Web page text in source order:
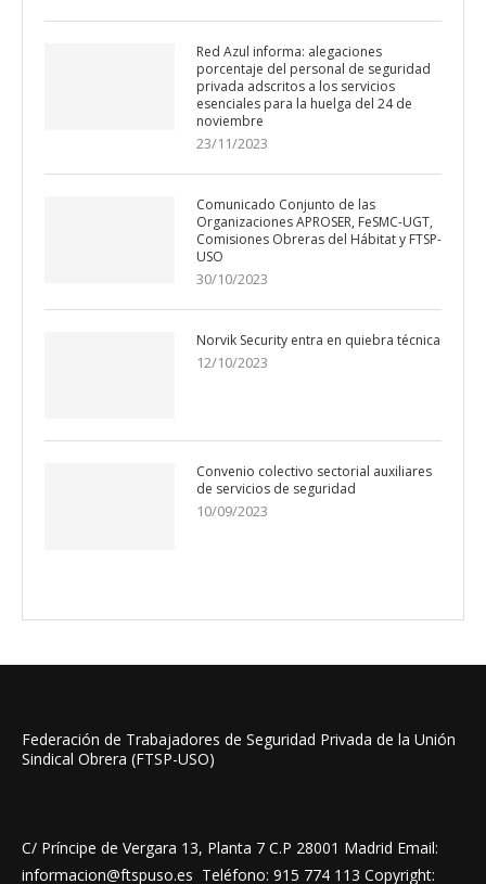
Red Azul informa: alegaciones
porcentaje del personal de seguridad
privada adscritos a los servicios
esenciales para la huelga del 24 de
noviembre
23/11/2023
Comunicado Conjunto de las
Organizaciones APROSER, FeSMC-UGT,
Comisiones Obreras del Hábitat y FTSP-
USO
30/10/2023
Norvik Security entra en quiebra técnica
12/10/2023
Convenio colectivo sectorial auxiliares
de servicios de seguridad
10/09/2023
Federación de Trabajadores de Seguridad Privada de la Unión
Sindical Obrera (FTSP-USO)
C/ Príncipe de Vergara 13, Planta 7 C.P 28001 Madrid Email:
informacion@ftspuso.es Teléfono: 915 774 113 Copyright: